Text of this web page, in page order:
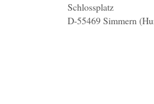
Schlossplatz
D-55469 Simmern